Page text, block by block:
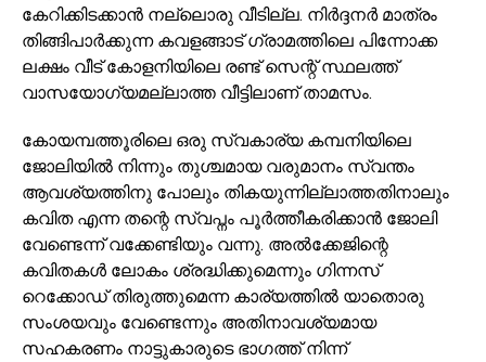
കേറിക്കിടക്കാൻ നല്ലൊരു വീടില്ല. നിർദ്ദനർ മാത്രം
തിങ്ങിപാർക്കുന്ന കവളങ്ങാട് ഗ്രാമത്തിലെ പിന്നോക്ക
ലക്ഷം വീട് കോളനിയിലെ രണ്ട് സെന്റ് സ്ഥലത്ത്
വാസയോഗ്യമല്ലാത്ത വീട്ടിലാണ് താമസം.
കോയമ്പത്തൂരിലെ ഒരു സ്വകാര്യ കമ്പനിയിലെ
ജോലിയിൽ നിന്നും തുശ്ചമായ വരുമാനം സ്വന്തം
ആവശ്യത്തിനു പോലും തികയുന്നില്ലാത്തതിനാലും
കവിത എന്ന തന്റെ സ്വപ്നം പൂർത്തീകരിക്കാൻ ജോലി
വേണ്ടെന്ന് വക്കേണ്ടിയും വന്നു. അൽക്കേജിന്റെ
കവിതകൾ ലോകം ശ്രദ്ധിക്കുമെന്നും ഗിന്നസ്
റെക്കോഡ് തിരുത്തുമെന്ന കാര്യത്തിൽ യാതൊരു
സംശയവും വേണ്ടെന്നും അതിനാവശ്യമായ
സഹകരണം നാട്ടുകാരുടെ ഭാഗത്ത് നിന്ന്